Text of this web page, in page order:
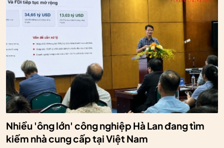
Nhiều 'ông lớn' công nghiệp Hà Lan đang tìm
kiếm nhà cung cấp tại Việt Nam